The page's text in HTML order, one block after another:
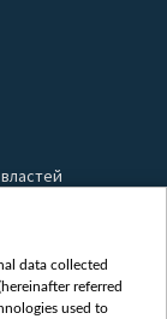
data collected
referred
used to